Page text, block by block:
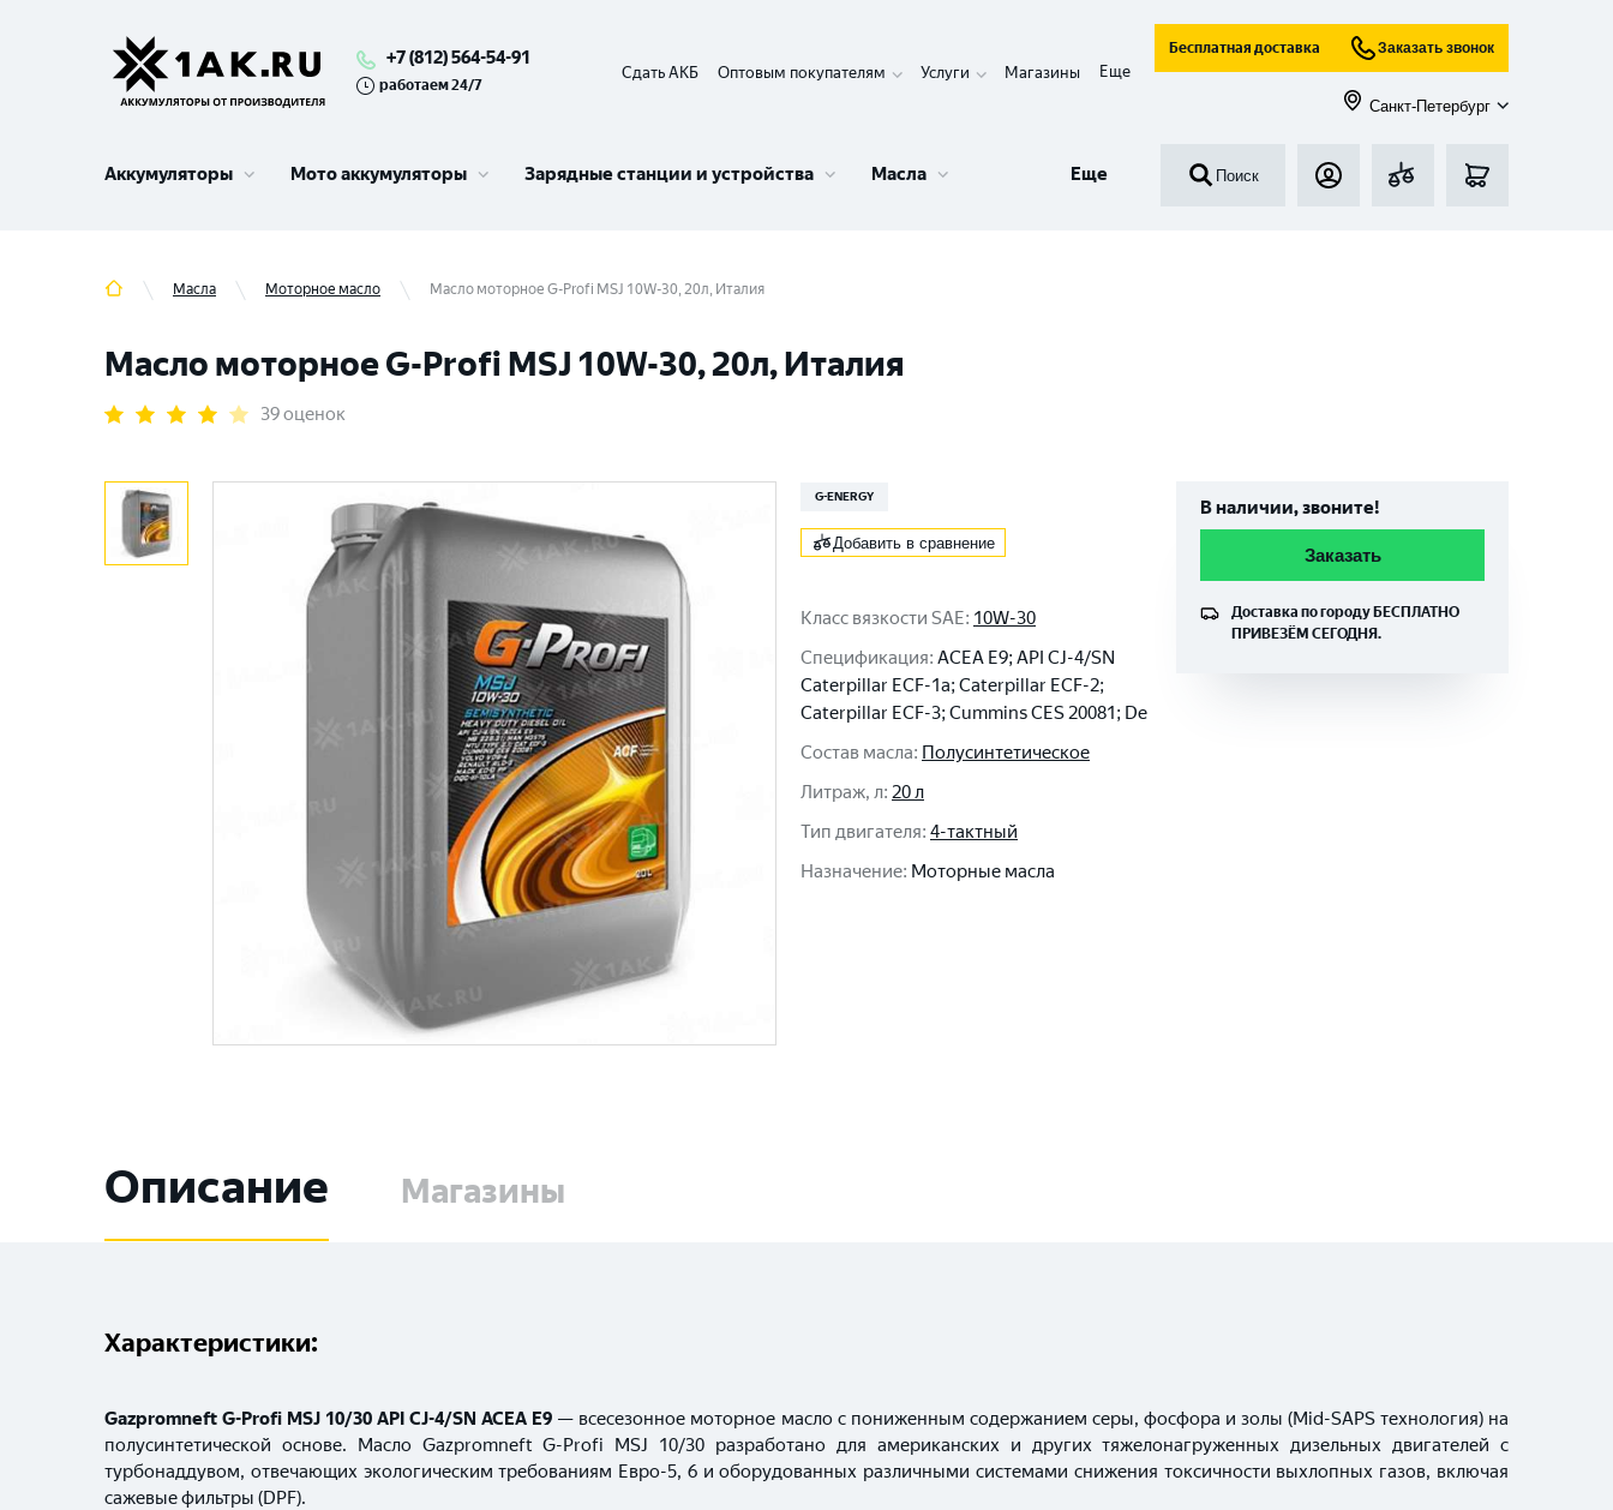
+7 (812) 564-54-91
работаем 24/7
Сдать АКБ Оптовым покупателям Услуги Магазины Еще
Бесплатная доставка Заказать звонок
Санкт-Петербург
Аккумуляторы Мото аккумуляторы Зарядные станции и устройства Масла Еще Поиск
Масла Моторное масло Масло моторное G-Profi MSJ 10W-30, 20л, Италия
Масло моторное G-Profi MSJ 10W-30, 20л, Италия
39 оценок
G-ENERGY
Добавить в сравнение
Класс вязкости SAE: 10W-30
Спецификация: ACEA E9; API CJ-4/SN
Caterpillar ECF-1a; Caterpillar ECF-2;
Caterpillar ECF-3; Cummins CES 20081; De
Состав масла: Полусинтетическое
Литраж, л: 20 л
Тип двигателя: 4-тактный
Назначение: Моторные масла
В наличии, звоните!
Заказать
Доставка по городу БЕСПЛАТНО
ПРИВЕЗЁМ СЕГОДНЯ.
Описание Магазины
Характеристики:
Gazpromneft G-Profi MSJ 10/30 API CJ-4/SN ACEA E9 — всесезонное моторное масло с пониженным содержанием серы, фосфора и золы (Mid-SAPS технология) на
полусинтетической основе. Масло Gazpromneft G-Profi MSJ 10/30 разработано для американских и других тяжелонагруженных дизельных двигателей с
турбонаддувом, отвечающих экологическим требованиям Евро-5, 6 и оборудованных различными системами снижения токсичности выхлопных газов, включая
сажевые фильтры (DPF).